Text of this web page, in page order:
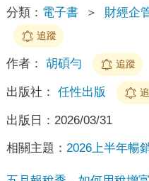
分類： 電子書 ＞ 財經企
追蹤
作者： 胡碩勻 追蹤
出版社： 任性出版
出版日： 2026/03/31
相關主題： 2026上半年暢